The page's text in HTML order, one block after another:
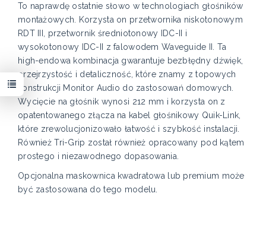
To naprawdę ostatnie słowo w technologiach głośników
montażowych. Korzysta on przetwornika niskotonowym
RDT III, przetwornik średniotonowy IDC-II i
wysokotonowy IDC-II z falowodem Waveguide II. Ta
high-endowa kombinacja gwarantuje bezbłędny dźwięk,
przejrzystość i detaliczność, które znamy z topowych
konstrukcji Monitor Audio do zastosowań domowych.
Wycięcie na głośnik wynosi 212 mm i korzysta on z
opatentowanego złącza na kabel głośnikowy Quik-Link,
które zrewolucjonizowało łatwość i szybkość instalacji.
Również Tri-Grip został również opracowany pod kątem
prostego i niezawodnego dopasowania.
Opcjonalna maskownica kwadratowa lub premium może
być zastosowana do tego modelu.